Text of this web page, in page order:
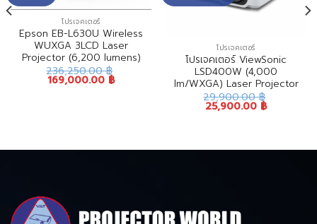
โปรเจคเตอร์
Epson EB-L630U Wireless
WUXGA 3LCD Laser
Projector (6,200 lumens)
236,250.00฿
169,000.00 ฿
โปรเจคเตอร์
โปรเจคเตอร์ ViewSonic
LSD400W (4,000
lm/WXGA) Laser Projector
29,900.00฿
25,900.00 ฿